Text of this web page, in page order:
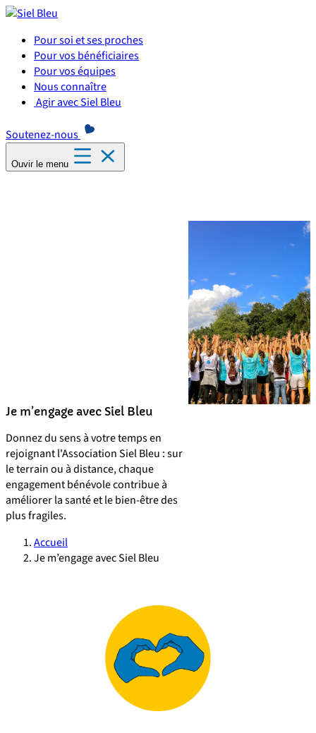
Pour soi et ses proches
Pour vos bénéficiaires
Pour vos équipes
Nous connaître
Agir avec Siel Bleu
Soutenez-nous
Ouvir le menu
Je m’engage avec Siel Bleu
Donnez du sens à votre temps en
rejoignant l'Association Siel Bleu : sur
le terrain ou à distance, chaque
engagement bénévole contribue à
améliorer la santé et le bien-être des
plus fragiles.
Accueil
Je m’engage avec Siel Bleu
Panneau de gestion des cookies